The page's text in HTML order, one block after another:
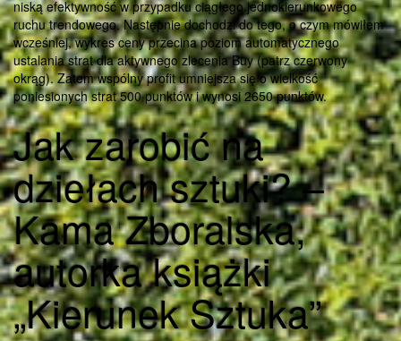
niską efektywność w przypadku ciągłego jednokierunkowego
ruchu trendowego. Następnie dochodzi do tego, o czym mówiłem
wcześniej, wykres ceny przecina poziom automatycznego
ustalania strat dla aktywnego zlecenia Buy (patrz czerwony
okrąg). Zatem wspólny profit umniejsza się o wielkość
poniesionych strat 500 punktów i wynosi 2650 punktów.
Jak zarobić na
dziełach sztuki? –
Kama Zboralska,
autorka książki
„Kierunek Sztuka”